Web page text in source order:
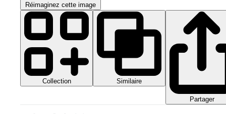
Réimaginez cette image
Collection Similaire
Partager